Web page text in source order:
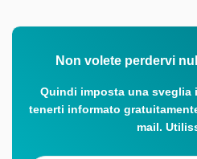
Non volete perdervi
Quindi imposta una sveglia
tenerti informato
mail.